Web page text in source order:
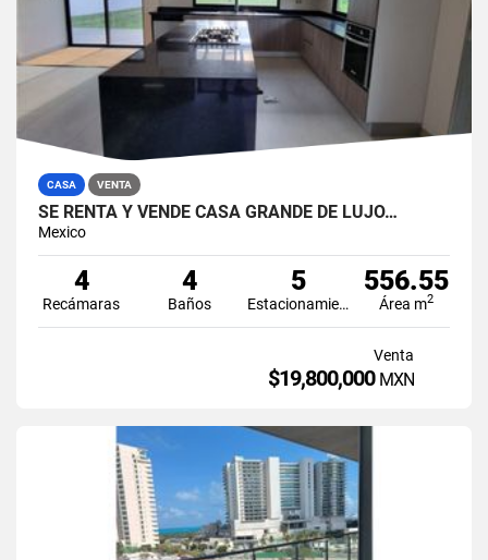
CASA VENTA
SE RENTA Y VENDE CASA GRANDE DE LUJO…
Mexico
4
Recámaras
4
Baños
5
Estacionamiento
556.55
Área m2
Venta
$19,800,000 MXN